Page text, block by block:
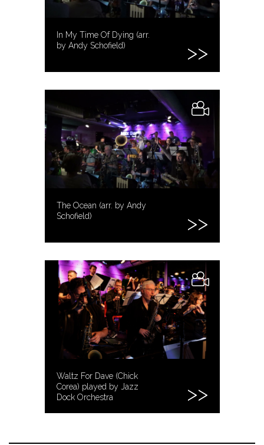
In My Time Of Dying (arr.
by Andy Schofield)
The Ocean (arr. by Andy
Schofield)
Waltz For Dave (Chick
Corea) played by Jazz
Dock Orchestra